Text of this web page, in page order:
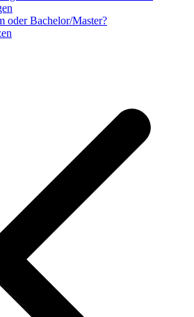
oder Bachelor/Master?